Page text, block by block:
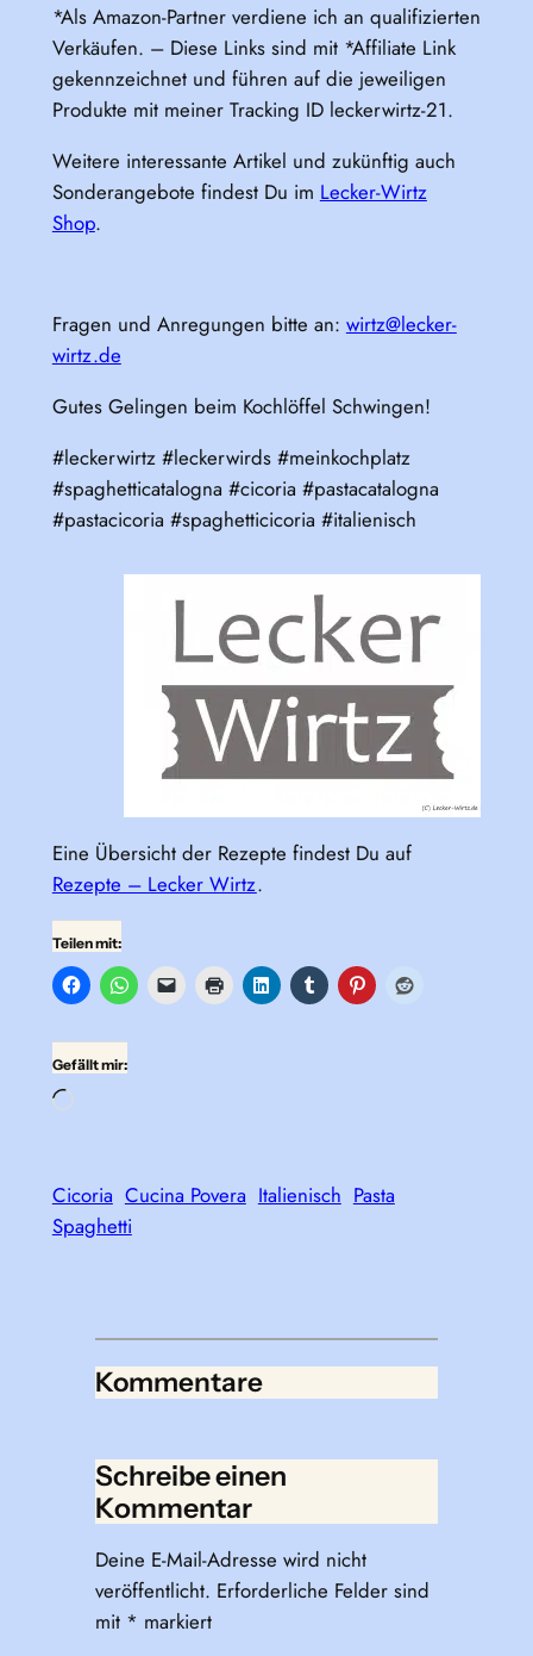
*Als Amazon-Partner verdiene ich an qualifizierten
Verkäufen. – Diese Links sind mit *Affiliate Link
gekennzeichnet und führen auf die jeweiligen
Produkte mit meiner Tracking ID leckerwirtz-21.
Weitere interessante Artikel und zukünftig auch
Sonderangebote findest Du im Lecker-Wirtz
Shop.
Fragen und Anregungen bitte an: wirtz@lecker-
wirtz.de
Gutes Gelingen beim Kochlöffel Schwingen!
#leckerwirtz #leckerwirds #meinkochplatz
#spaghetticatalogna #cicoria #pastacatalogna
#pastacicoria #spaghetticicoria #italienisch
Eine Übersicht der Rezepte findest Du auf
Rezepte – Lecker Wirtz.
Teilen mit:
Gefällt mir:
Wird
Cicoria Cucina Povera Italienisch Pasta
Spaghetti
Kommentare
Schreibe einen
Kommentar
Deine E-Mail-Adresse wird nicht
veröffentlicht. Erforderliche Felder sind
mit * markiert